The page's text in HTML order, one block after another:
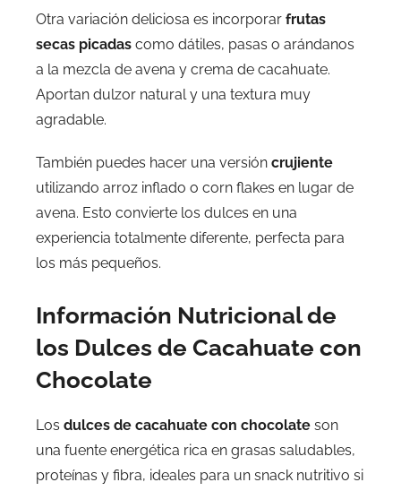
Otra variación deliciosa es incorporar frutas
secas picadas como dátiles, pasas o arándanos
a la mezcla de avena y crema de cacahuate.
Aportan dulzor natural y una textura muy
agradable.
También puedes hacer una versión crujiente
utilizando arroz inflado o corn flakes en lugar de
avena. Esto convierte los dulces en una
experiencia totalmente diferente, perfecta para
los más pequeños.
Información Nutricional de
los Dulces de Cacahuate con
Chocolate
Los dulces de cacahuate con chocolate son
una fuente energética rica en grasas saludables,
proteínas y fibra, ideales para un snack nutritivo si